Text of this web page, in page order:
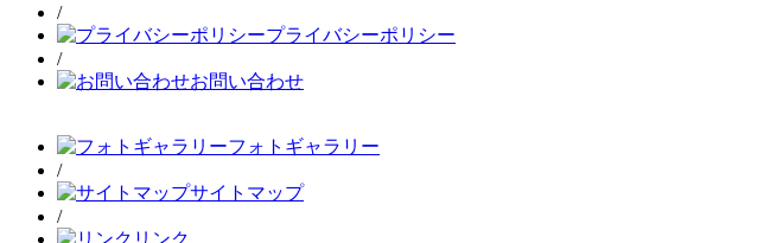
/
プライバシーポリシー
/
お問い合わせ
フォトギャラリー
/
サイトマップ
/
リンク